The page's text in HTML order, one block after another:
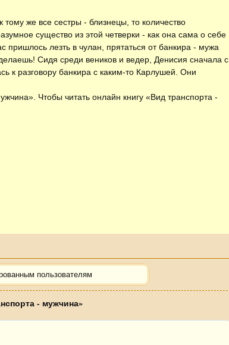
же все сестры - близнецы, то количество
существо из этой четверки - как она сама о себе
пришлось лезть в чулан, прятаться от банкира - мужа
Сидя среди веников и ведер, Денисия сначала с
к разговору банкира с каким-то Карлушей. Они
. Чтобы читать онлайн книгу «Вид транспорта -
пользователям
- мужчина»